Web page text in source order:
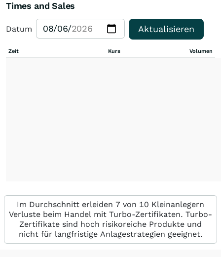
Times and Sales
Datum Aktualisieren
Zeit Kurs Volumen
Im Durchschnitt erleiden 7 von 10 Kleinanlegern
Verluste beim Handel mit Turbo-Zertifikaten. Turbo-
Zertifikate sind hoch risikoreiche Produkte und
nicht für langfristige Anlagestrategien geeignet.